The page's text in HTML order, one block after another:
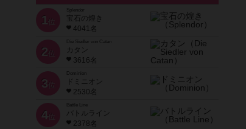
1 位
宝石の煌き
4041名
2 位
Die Siedler von Catan
カタン
3616名
3 位
ドミニオン
2530名
4位
Battle Line
バトルライン
2378名